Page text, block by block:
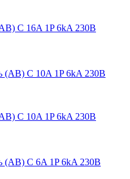
C 16A 1P 6kA 230В
C 10A 1P 6kA 230В